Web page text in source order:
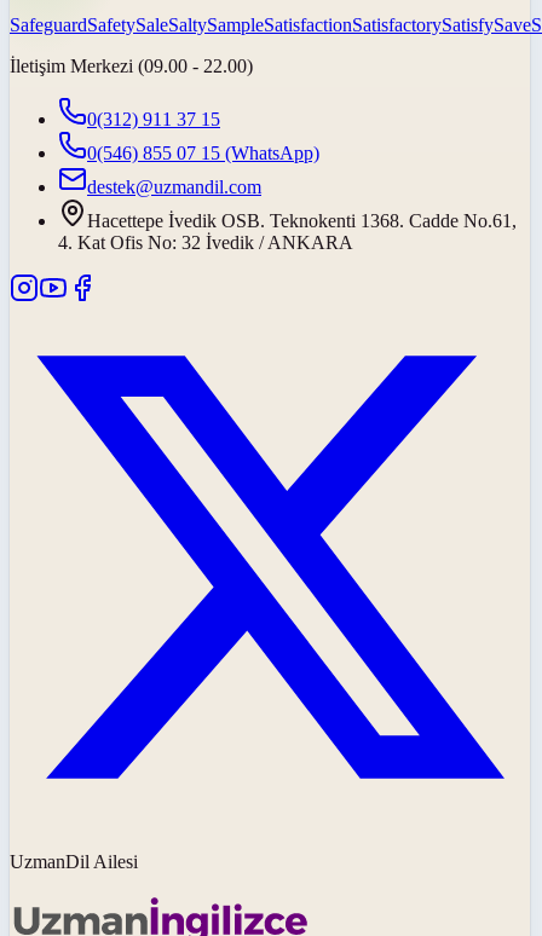
SafeguardSafetySaleSaltySampleSatisfactionSatisfactorySatisfySave
İletişim Merkezi (09.00 - 22.00)
0(312) 911 37 15
0(546) 855 07 15 (WhatsApp)
destek@uzmandil.com
Hacettepe İvedik OSB. Teknokenti 1368. Cadde No.61,
4. Kat Ofis No: 32 İvedik / ANKARA
UzmanDil Ailesi